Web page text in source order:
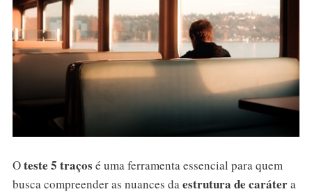
Oteste 5 traços é uma ferramenta essencial para quem
busca compreender as nuances daestrutura de carátera